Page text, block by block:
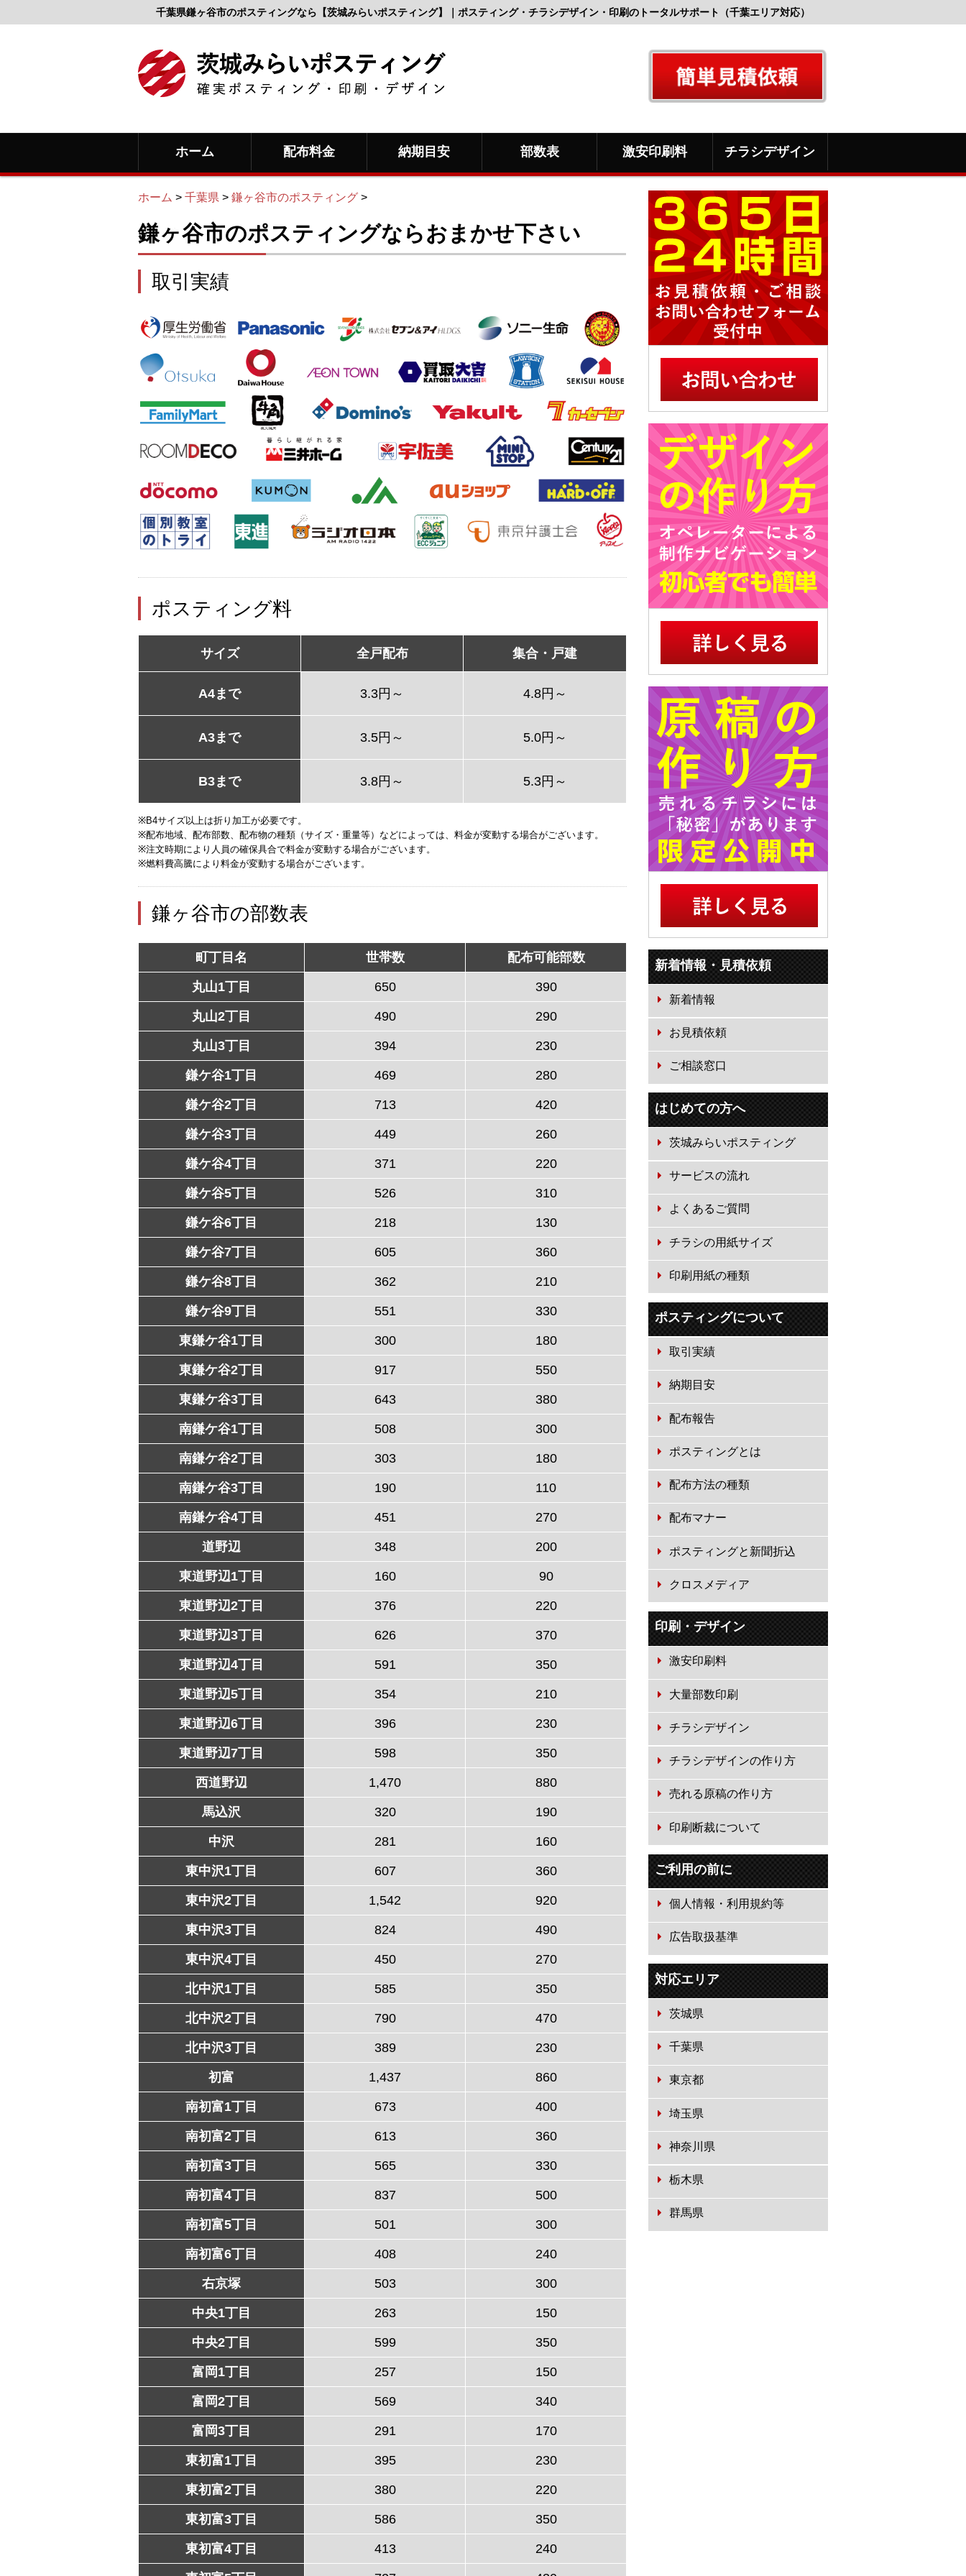
千葉県鎌ヶ谷市のポスティングなら【茨城みらいポスティング】｜ポスティング・チラシデザイン・印刷のトータルサポート（千葉エリア対応）
ホーム 配布料金 納期目安 部数表 激安印刷料 チラシデザイン
ホーム > 千葉県 > 鎌ヶ谷市のポスティング >
鎌ヶ谷市のポスティングならおまかせ下さい
取引実績
ポスティング料
サイズ 全戸配布 集合・戸建
A4まで 3.3円～ 4.8円～
A3まで 3.5円～ 5.0円～
B3まで 3.8円～ 5.3円～
※B4サイズ以上は折り加工が必要です。
※配布地域、配布部数、配布物の種類（サイズ・重量等）などによっては、料金が変動する場合がございます。
※注文時期により人員の確保具合で料金が変動する場合がございます。
※燃料費高騰により料金が変動する場合がございます。
鎌ヶ谷市の部数表
町丁目名 世帯数 配布可能部数
丸山1丁目 650 390
丸山2丁目 490 290
丸山3丁目 394 230
鎌ケ谷1丁目 469 280
鎌ケ谷2丁目 713 420
鎌ケ谷3丁目 449 260
鎌ケ谷4丁目 371 220
鎌ケ谷5丁目 526 310
鎌ケ谷6丁目 218 130
鎌ケ谷7丁目 605 360
鎌ケ谷8丁目 362 210
鎌ケ谷9丁目 551 330
東鎌ケ谷1丁目 300 180
東鎌ケ谷2丁目 917 550
東鎌ケ谷3丁目 643 380
南鎌ケ谷1丁目 508 300
南鎌ケ谷2丁目 303 180
南鎌ケ谷3丁目 190 110
南鎌ケ谷4丁目 451 270
道野辺 348 200
東道野辺1丁目 160 90
東道野辺2丁目 376 220
東道野辺3丁目 626 370
東道野辺4丁目 591 350
東道野辺5丁目 354 210
東道野辺6丁目 396 230
東道野辺7丁目 598 350
西道野辺 1,470 880
馬込沢 320 190
中沢 281 160
東中沢1丁目 607 360
東中沢2丁目 1,542 920
東中沢3丁目 824 490
東中沢4丁目 450 270
北中沢1丁目 585 350
北中沢2丁目 790 470
北中沢3丁目 389 230
初富 1,437 860
南初富1丁目 673 400
南初富2丁目 613 360
南初富3丁目 565 330
南初富4丁目 837 500
南初富5丁目 501 300
南初富6丁目 408 240
右京塚 503 300
中央1丁目 263 150
中央2丁目 599 350
富岡1丁目 257 150
富岡2丁目 569 340
富岡3丁目 291 170
東初富1丁目 395 230
東初富2丁目 380 220
東初富3丁目 586 350
東初富4丁目 413 240
新着情報・見積依頼
新着情報
お見積依頼
ご相談窓口
はじめての方へ
茨城みらいポスティング
サービスの流れ
よくあるご質問
チラシの用紙サイズ
印刷用紙の種類
ポスティングについて
取引実績
納期目安
配布報告
ポスティングとは
配布方法の種類
配布マナー
ポスティングと新聞折込
クロスメディア
印刷・デザイン
激安印刷料
大量部数印刷
チラシデザイン
チラシデザインの作り方
売れる原稿の作り方
印刷断裁について
ご利用の前に
個人情報・利用規約等
広告取扱基準
対応エリア
茨城県
千葉県
東京都
埼玉県
神奈川県
栃木県
群馬県